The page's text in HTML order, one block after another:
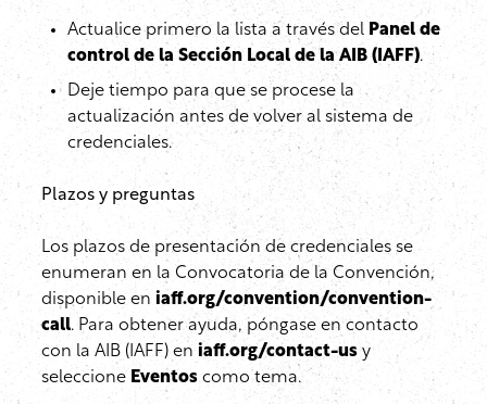
Actualice primero la lista a través del Panel de
control de la Sección Local de la AIB (IAFF).
Deje tiempo para que se procese la
actualización antes de volver al sistema de
credenciales.
Plazos y preguntas
Los plazos de presentación de credenciales se
enumeran en la Convocatoria de la Convención,
disponible en iaff.org/convention/convention-
call. Para obtener ayuda, póngase en contacto
con la AIB (IAFF) en iaff.org/contact-us y
seleccione Eventos como tema.